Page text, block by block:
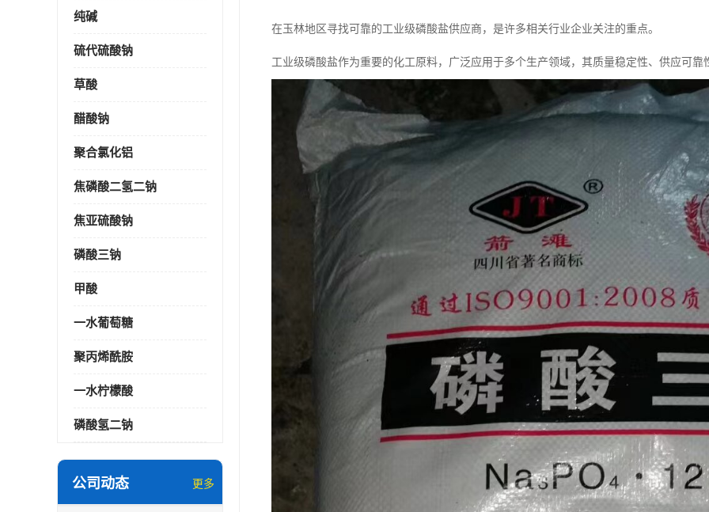
纯碱
硫代硫酸钠
草酸
醋酸钠
聚合氯化铝
焦磷酸二氢二钠
焦亚硫酸钠
磷酸三钠
甲酸
一水葡萄糖
聚丙烯酰胺
一水柠檬酸
磷酸氢二钠
公司动态 更多
在玉林地区寻找可靠的工业级磷酸盐供应商，是许多相关行业企业关注的重点。
工业级磷酸盐作为重要的化工原料，广泛应用于多个生产领域，其质量稳定性、供应可